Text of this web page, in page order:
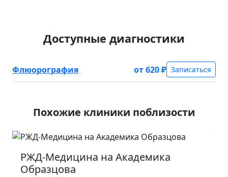
Доступные диагностики
Флюорография от 620 ₽ Записаться
Похожие клиники поблизости
РЖД-Медицина на Академика
Образцова